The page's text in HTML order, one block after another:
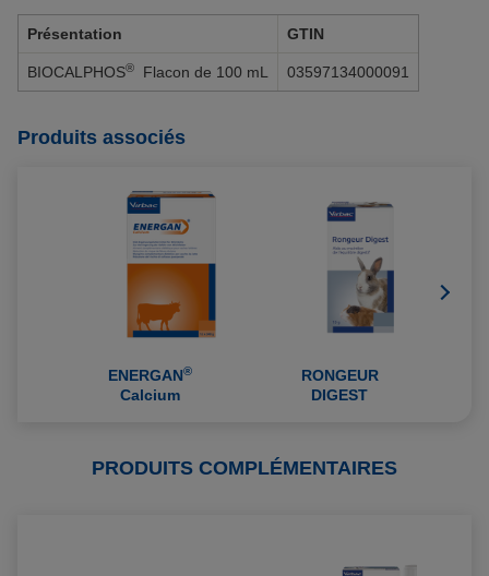
Présentation GTIN
BIOCALPHOS® Flacon de 100 mL 03597134000091
Produits associés
ENERGAN®
Calcium
RONGEUR
DIGEST
PRODUITS COMPLÉMENTAIRES